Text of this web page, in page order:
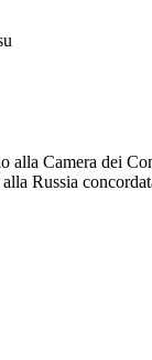
alla Camera dei
Russia